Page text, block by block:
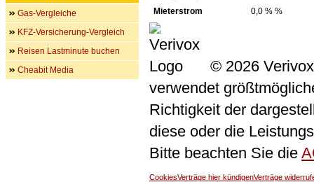
Mieterstrom 0,0 % %
© 2026
verwendet
Richtigkeit der
diese oder die
Bitte beachten Sie die
CookiesVerträge hier kündigenVerträge
Gas-Vergleiche
KFZ-Versicherung-Vergleich
Reisen Lastminute buchen
Cheabit Media